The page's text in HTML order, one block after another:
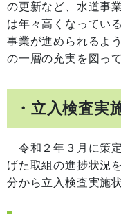
の更新など、水道事
は年々高くなってい
事業が進められるよ
の一層の充実を図っ
・立入検査実
令和２年３月に策
げた取組の進捗状況
分から立入検査実施